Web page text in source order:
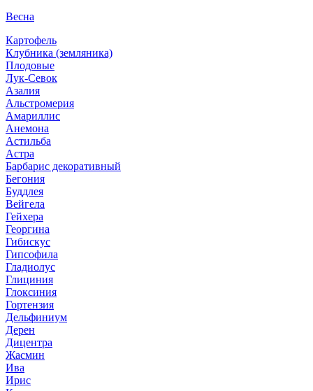
Весна
Картофель
Клубника (земляника)
Плодовые
Лук-Севок
Азалия
Альстромерия
Амариллис
Анемона
Астильба
Астра
Барбарис декоративный
Бегония
Буддлея
Вейгела
Гейхера
Георгина
Гибискус
Гипсофила
Гладиолус
Глициния
Глоксиния
Гортензия
Дельфиниум
Дерен
Дицентра
Жасмин
Ива
Ирис